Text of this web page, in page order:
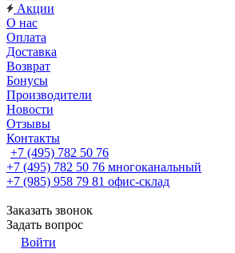
Акции
О нас
Оплата
Доставка
Возврат
Бонусы
Производители
Новости
Отзывы
Контакты
+7 (495) 782 50 76
+7 (495) 782 50 76 многоканальный
+7 (985) 958 79 81 офис-склад
Заказать звонок
Задать вопрос
Войти